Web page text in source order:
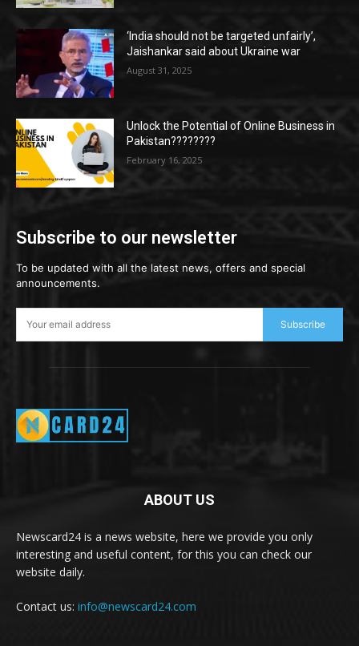
‘India should not be targeted unfairly’,
Jaishankar said about Ukraine war
August 31, 2025
Unlock the Potential of Online Business in
Pakistan????????
February 16, 2025
Subscribe to our newsletter
To be updated with all the latest news, offers and special
announcements.
Subscribe
ABOUT US
Newscard24 is a news website, here we provide you only
interesting and useful content, for this you can check our
website daily.
Contact us: info@newscard24.com